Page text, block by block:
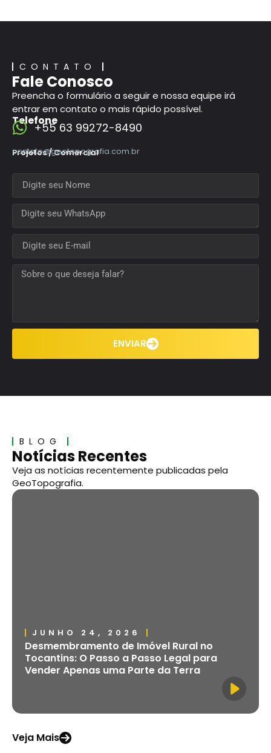
CONTATO
Fale Conosco
Preencha o formulário a seguir e nossa equipe irá
entrar em contato o mais rápido possível.
Telefone+55 63 99272-8490
Projetos / Comercial
contato@geotopografia.com.br
ENVIAR
BLOG
Notícias Recentes
Veja as notícias recentemente publicadas pela
GeoTopografia.
JUNHO 24, 2026
Desmembramento de Imóvel Rural no
Tocantins: O Passo a Passo Legal para
Vender Apenas uma Parte da Terra
Veja Mais